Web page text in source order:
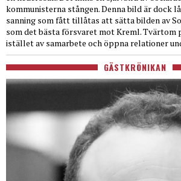
kommunisterna stången. Denna bild är dock
sanning som fått tillåtas att sätta bilden av
som det bästa försvaret mot Kreml. Tvärtom
istället av samarbete och öppna relationer
GÄSTKRÖNIKAN